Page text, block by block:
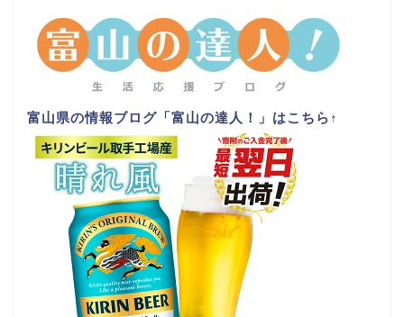
富山県の情報ブログ「富山の達人！」はこちら ↑